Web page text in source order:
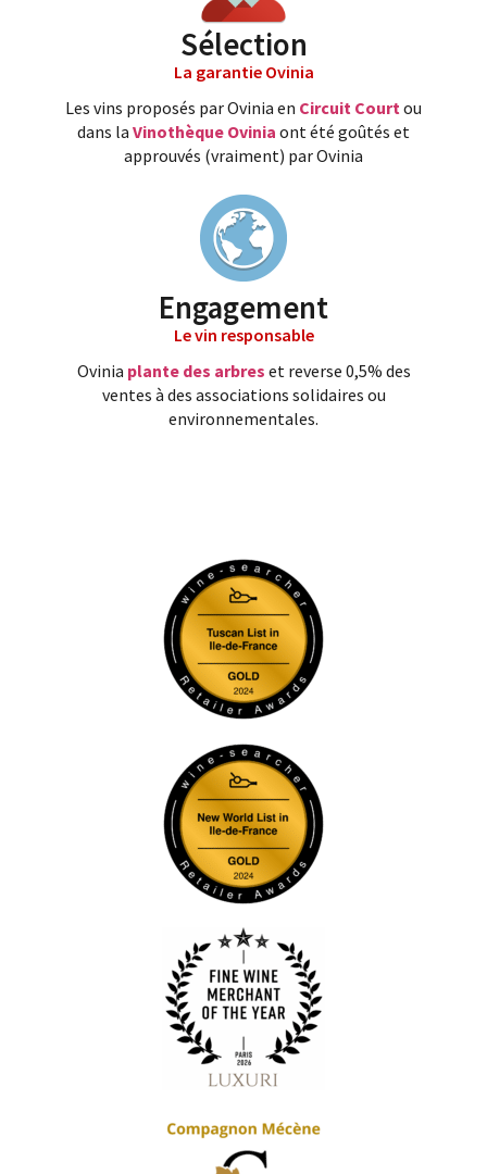
Sélection
La garantie Ovinia
Les vins proposés par Ovinia en Circuit Courtou
dans la Vinothèque Ovinia ont été goûtés et
approuvés (vraiment) par Ovinia
Engagement
Le vin responsable
Ovinia plante des arbres et reverse 0,5% des
ventes à des associations solidaires ou
environnementales.